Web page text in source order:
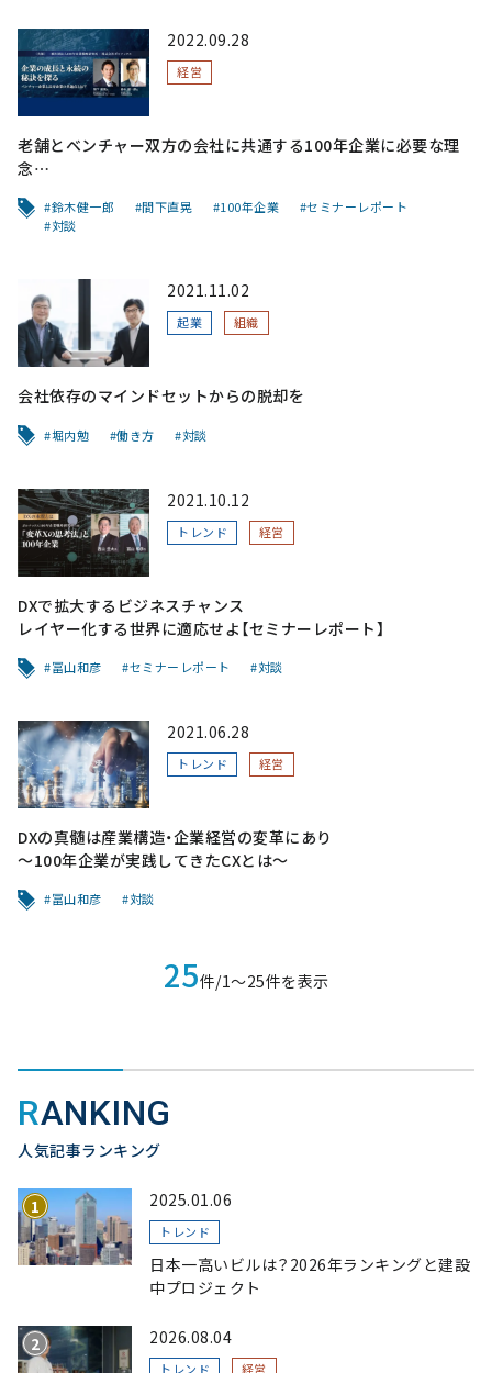
2022.09.28
経営
老舗とベンチャー双方の会社に共通する100年企業に必要な理
念
ト】
鈴木健一郎 間下直晃 100年企業
セミナーレポート
対談
2021.11.02
起業 組織
会社依存のマインドセットからの脱却を
堀内勉 働き方 対談
2021.10.12
トレンド 経営
DXで拡大するビジネスチャンス
レイヤー化する世界に適応せよ【セミナーレポート】
冨山和彦 セミナーレポート 対談
2021.06.28
トレンド 経営
DXの真髄は産業構造・企業経営の変革にあり
〜100年企業が実践してきたCXとは〜
冨山和彦 対談
25件/1〜25件を表示
RANKING
人気記事ランキング
2025.01.06
トレンド
日本一高いビルは？2026年ランキングと建設
中プロジェクト
2026.08.04